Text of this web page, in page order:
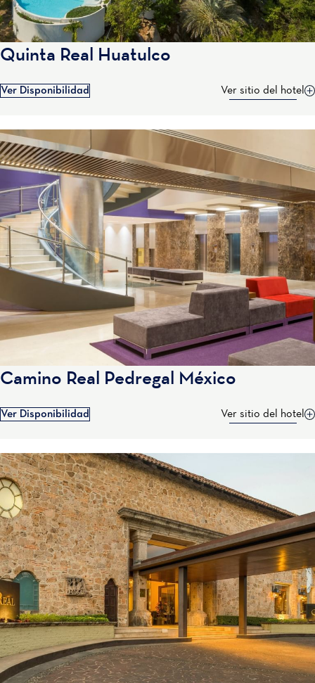
Quinta Real Huatulco
Ver Disponibilidad Ver sitio del hotel
Camino Real Pedregal México
Ver Disponibilidad Ver sitio del hotel